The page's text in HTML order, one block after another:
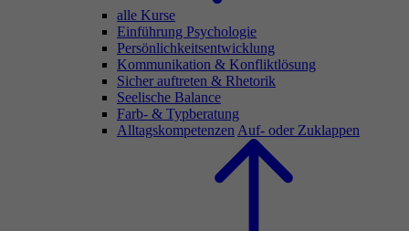
alle Kurse
Einführung Psychologie
Persönlichkeitsentwicklung
Kommunikation & Konfliktlösung
Sicher auftreten & Rhetorik
Seelische Balance
Farb- & Typberatung
Alltagskompetenzen Auf- oder Zuklappen